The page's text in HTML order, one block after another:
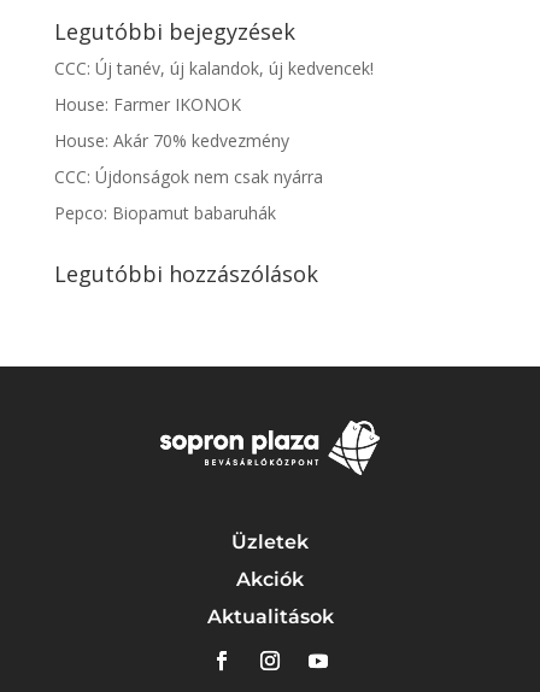
Legutóbbi bejegyzések
CCC: Új tanév, új kalandok, új kedvencek!
House: Farmer IKONOK
House: Akár 70% kedvezmény
CCC: Újdonságok nem csak nyárra
Pepco: Biopamut babaruhák
Legutóbbi hozzászólások
Üzletek
Akciók
Aktualitások